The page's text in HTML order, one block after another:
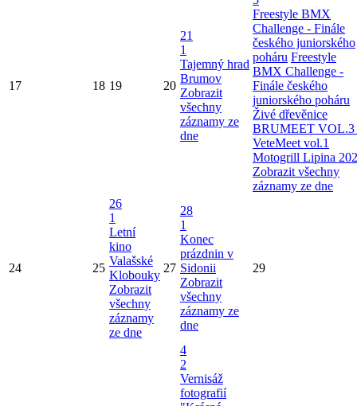
17 18 19 20
21
1
Tajemný hrad
Brumov
Zobrazit
všechny
záznamy ze
dne
Freestyle BMX
Challenge - Finále
českého juniorského
poháru Freestyle
BMX Challenge -
Finále českého
juniorského poháru
Živé dřevěnice
BRUMEET VOL.3
VeteMeet vol.1
Motogrill Lipina
Zobrazit všechny
záznamy ze dne
24 25
26
1
Letní
kino
Valašské
Klobouky
Zobrazit
všechny
záznamy
ze dne
27
28
1
Konec
prázdnin v
Sidonii
Zobrazit
všechny
záznamy ze
dne
29
4
2
Vernisáž
fotografií